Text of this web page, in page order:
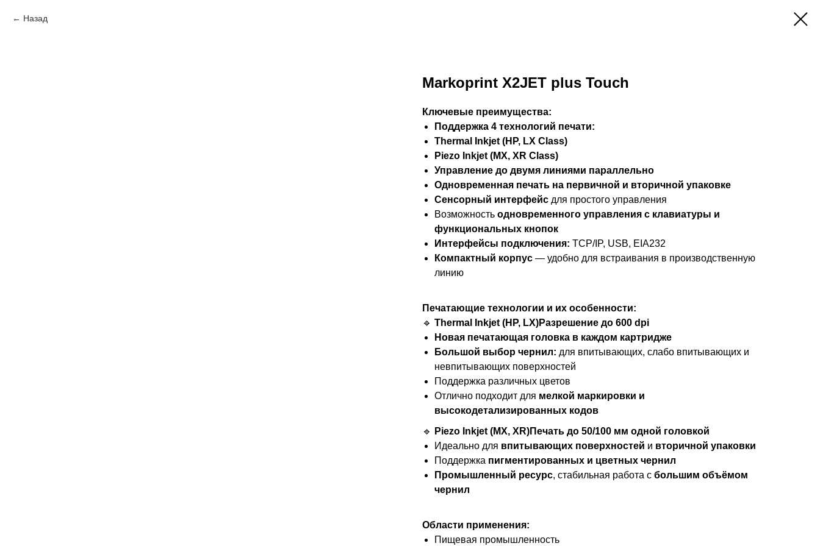
Назад
Markoprint X2JET plus Touch
Ключевые преимущества:
Поддержка 4 технологий печати:
Thermal Inkjet (HP, LX Class)
Piezo Inkjet (MX, XR Class)
Управление до двумя линиями параллельно
Одновременная печать на первичной и вторичной упаковке
Сенсорный интерфейс для простого управления
Возможность одновременного управления с клавиатуры и
функциональных кнопок
Интерфейсы подключения: TCP/IP, USB, EIA232
Компактный корпус — удобно для встраивания в производственную
линию
Печатающие технологии и их особенности:
🔹 Thermal Inkjet (HP, LX)Разрешение до 600 dpi
Новая печатающая головка в каждом картридже
Большой выбор чернил: для впитывающих, слабо впитывающих и
невпитывающих поверхностей
Поддержка различных цветов
Отлично подходит для мелкой маркировки и
высокодетализированных кодов
🔹
Piezo Inkjet (MX, XR)Печать до 50/100 мм одной головкой
Идеально для впитывающих поверхностей и вторичной упаковки
Поддержка пигментированных и цветных чернил
Промышленный ресурс, стабильная работа с большим объёмом
чернил
Области применения:
Пищевая промышленность